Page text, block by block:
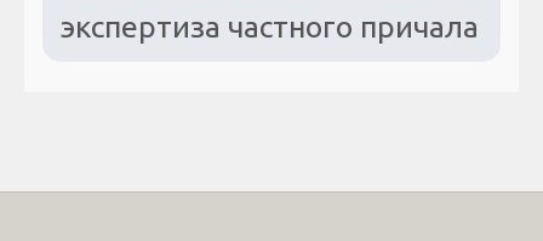
экспертиза частного причала